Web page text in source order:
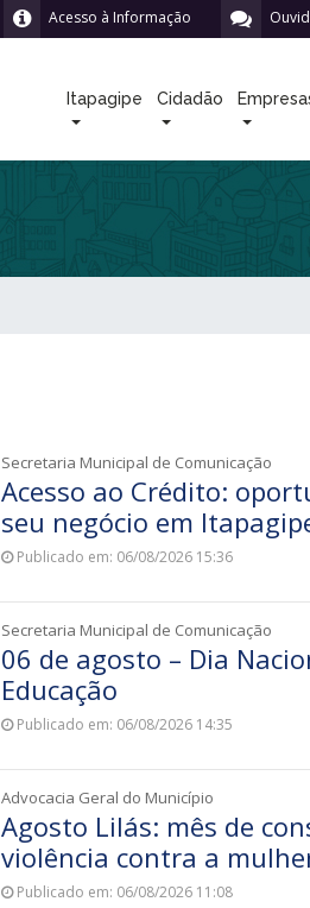
Acesso à Informação
Itapagipe Cidadão
Secretaria Municipal de Comunicação
Acesso ao Crédito:
seu negócio em
Publicado em: 06/08/2026 15:36
Secretaria Municipal de Comunicação
06 de agosto – Dia
Educação
Publicado em: 06/08/2026 14:35
Advocacia Geral do Município
Agosto Lilás: mês de
violência contra a
Publicado em: 06/08/2026 11:08